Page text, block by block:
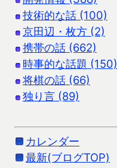
技術的な話 (100)
京田辺・枚方 (2)
携帯の話 (662)
時事的な話題 (150)
将棋の話 (66)
独り言 (89)
カレンダー
最新(ブログTOP)